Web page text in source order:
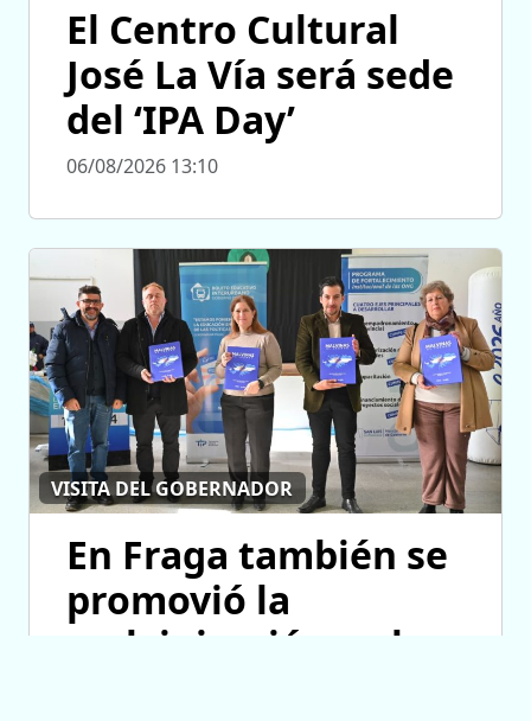
El Centro Cultural
José La Vía será sede
del ‘IPA Day’
06/08/2026 13:10
VISITA DEL GOBERNADOR
En Fraga también se
promovió la
malvinización y el